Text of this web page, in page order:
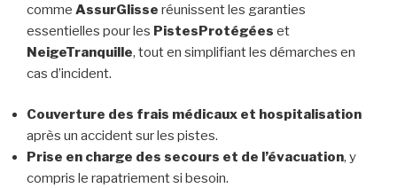
comme AssurGlisse réunissent les garanties
essentielles pour les PistesProtégées et
NeigeTranquille, tout en simplifiant les démarches en
cas d’incident.
Couverture des frais médicaux et hospitalisation
après un accident sur les pistes.
Prise en charge des secours et de l’évacuation, y
compris le rapatriement si besoin.